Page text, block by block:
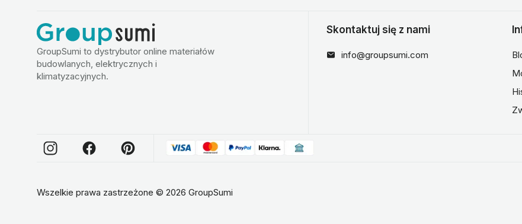
GroupSumi to dystrybutor online materiałów
budowlanych, elektrycznych i
klimatyzacyjnych.
Skontaktuj się z nami
info@groupsumi.com
Wszelkie prawa zastrzeżone © 2026 GroupSumi